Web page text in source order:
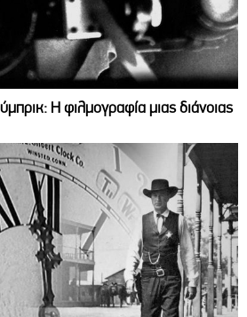
Η φιλμογραφία μιας διάνοιας